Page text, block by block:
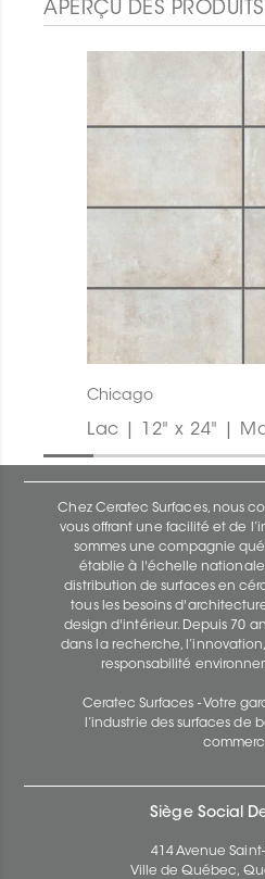
APERÇU DES PRODUITS
Chicago
Lac | 12" x 24" |
Chez Ceratec Surfaces, nous
vous offrant une facilité et de
sommes une compagnie
établie à l'échelle
distribution de surfaces en
tous les besoins
design d'intérieur. Depuis 70
dans la recherche,
responsabilité
Ceratec Surfaces - Votre
l’industrie des surfaces de
Siège Social
414 Avenue
Ville de Québec,